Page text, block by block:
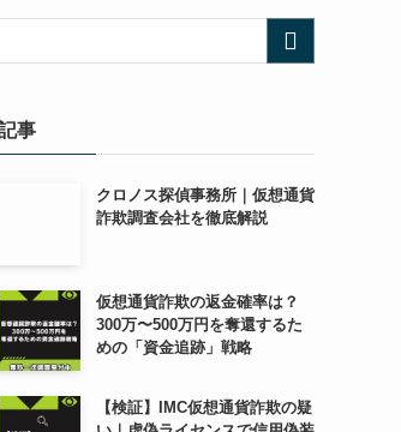
事
クロノス探偵事務所｜仮想通貨
詐欺調査会社を徹底解説
仮想通貨詐欺の返金確率は？
300万〜500万円を奪還するた
めの「資金追跡」戦略
【検証】IMC仮想通貨詐欺の疑